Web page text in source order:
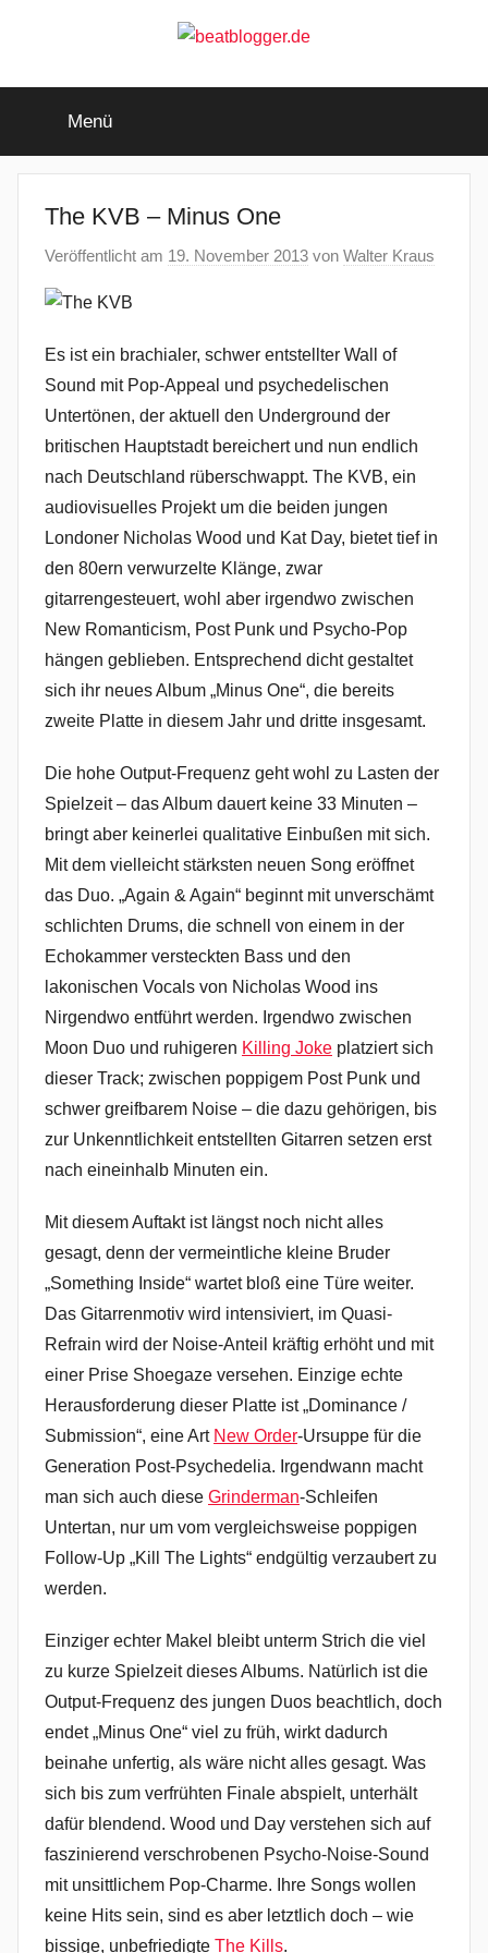
beatblogger.de
beat
goes
Menü
The KVB – Minus One
Veröffentlicht am 19. November 2013 von Walter Kraus
Es ist ein brachialer, schwer entstellter Wall of
Sound mit Pop-Appeal und psychedelischen
Untertönen, der aktuell den Underground der
britischen Hauptstadt bereichert und nun endlich
nach Deutschland rüberschwappt. The KVB, ein
audiovisuelles Projekt um die beiden jungen
Londoner Nicholas Wood und Kat Day, bietet tief in
den 80ern verwurzelte Klänge, zwar
gitarrengesteuert, wohl aber irgendwo zwischen
New Romanticism, Post Punk und Psycho-Pop
hängen geblieben. Entsprechend dicht gestaltet
sich ihr neues Album „Minus One“, die bereits
zweite Platte in diesem Jahr und dritte insgesamt.
Die hohe Output-Frequenz geht wohl zu Lasten der
Spielzeit – das Album dauert keine 33 Minuten –
bringt aber keinerlei qualitative Einbußen mit sich.
Mit dem vielleicht stärksten neuen Song eröffnet
das Duo. „Again & Again“ beginnt mit unverschämt
schlichten Drums, die schnell von einem in der
Echokammer versteckten Bass und den
lakonischen Vocals von Nicholas Wood ins
Nirgendwo entführt werden. Irgendwo zwischen
Moon Duo und ruhigeren Killing Joke platziert sich
dieser Track; zwischen poppigem Post Punk und
schwer greifbarem Noise – die dazu gehörigen, bis
zur Unkenntlichkeit entstellten Gitarren setzen erst
nach eineinhalb Minuten ein.
Mit diesem Auftakt ist längst noch nicht alles
gesagt, denn der vermeintliche kleine Bruder
„Something Inside“ wartet bloß eine Türe weiter.
Das Gitarrenmotiv wird intensiviert, im Quasi-
Refrain wird der Noise-Anteil kräftig erhöht und mit
einer Prise Shoegaze versehen. Einzige echte
Herausforderung dieser Platte ist „Dominance /
Submission“, eine Art New Order-Ursuppe für die
Generation Post-Psychedelia. Irgendwann macht
man sich auch diese Grinderman-Schleifen
Untertan, nur um vom vergleichsweise poppigen
Follow-Up „Kill The Lights“ endgültig verzaubert zu
werden.
Einziger echter Makel bleibt unterm Strich die viel
zu kurze Spielzeit dieses Albums. Natürlich ist die
Output-Frequenz des jungen Duos beachtlich, doch
endet „Minus One“ viel zu früh, wirkt dadurch
beinahe unfertig, als wäre nicht alles gesagt. Was
sich bis zum verfrühten Finale abspielt, unterhält
dafür blendend. Wood und Day verstehen sich auf
faszinierend verschrobenen Psycho-Noise-Sound
mit unsittlichem Pop-Charme. Ihre Songs wollen
keine Hits sein, sind es aber letztlich doch – wie
bissige, unbefriedigte The Kills.